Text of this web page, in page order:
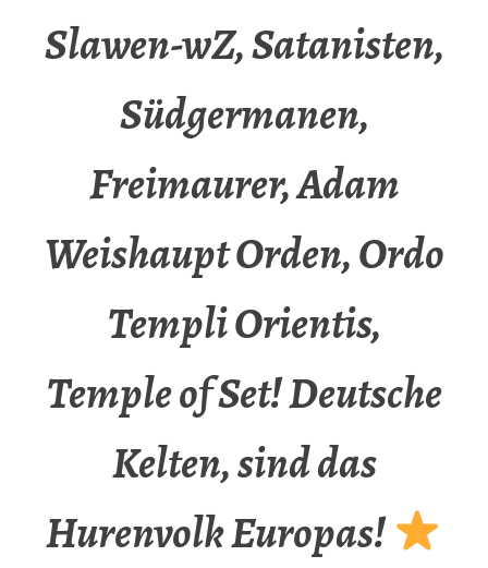
Slawen-wZ, Satanisten,
Südgermanen,
Freimaurer, Adam
Weishaupt Orden, Ordo
Templi Orientis,
Temple of Set! Deutsche
Kelten, sind das
Hurenvolk Europas!